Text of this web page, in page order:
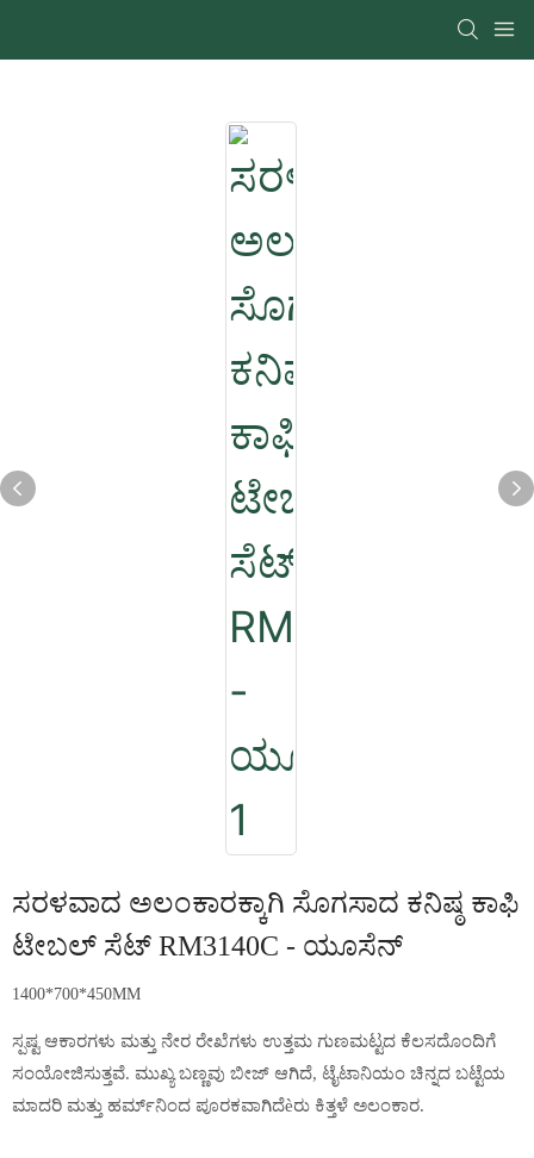
ಸರಳವಾದ ಅಲಂಕಾರಕ್ಕಾಗಿ ಸೊಗಸಾದ ಕನಿಷ್ಠ ಕಾಫಿ
ಟೇಬಲ್ ಸೆಟ್ RM3140C - ಯೂಸೆನ್
1400*700*450MM
ಸ್ಪಷ್ಟ ಆಕಾರಗಳು ಮತ್ತು ನೇರ ರೇಖೆಗಳು ಉತ್ತಮ ಗುಣಮಟ್ಟದ ಕೆಲಸದೊಂದಿಗೆ
ಸಂಯೋಜಿಸುತ್ತವೆ. ಮುಖ್ಯ ಬಣ್ಣವು ಬೀಜ್ ಆಗಿದೆ, ಟೈಟಾನಿಯಂ ಚಿನ್ನದ ಬಟ್ಟೆಯ
ಮಾದರಿ ಮತ್ತು ಹರ್ಮ್‌ನಿಂದ ಪೂರಕವಾಗಿದೆèರು ಕಿತ್ತಳೆ ಅಲಂಕಾರ.